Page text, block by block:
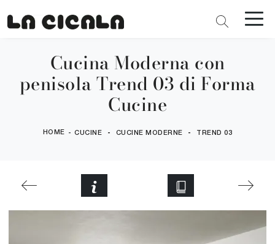
Cucina Moderna con
penisola Trend 03 di Forma
Cucine
HOME - CUCINE - CUCINE MODERNE - TREND 03